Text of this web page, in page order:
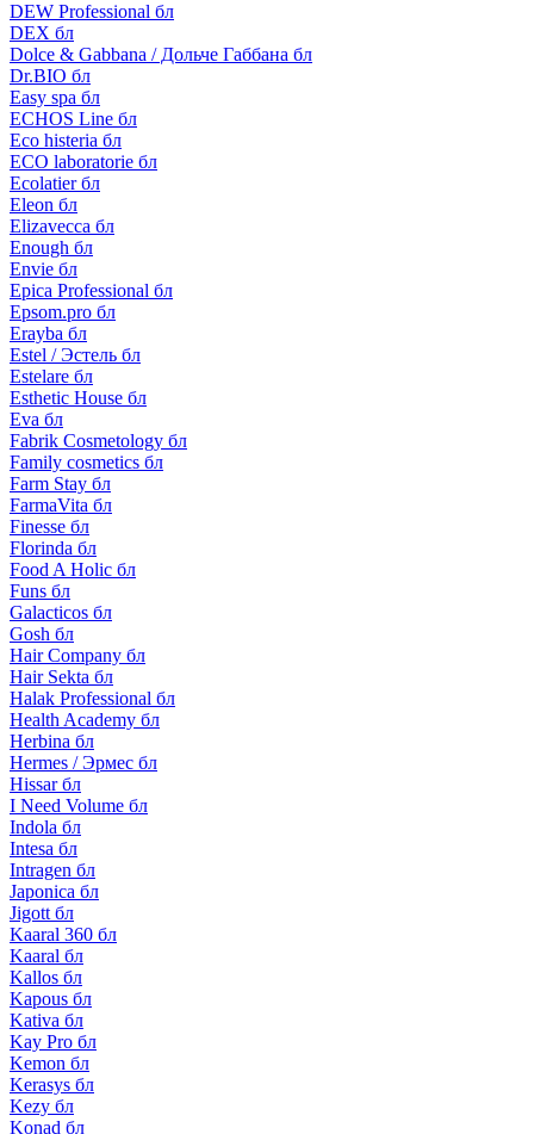
DEW Professional бл
DEX бл
Dolce & Gabbana / Дольче Габбана бл
Dr.BIO бл
Easy spa бл
ECHOS Line бл
Eco histeria бл
ECO laboratorie бл
Ecolatier бл
Eleon бл
Elizavecca бл
Enough бл
Envie бл
Epica Professional бл
Epsom.pro бл
Erayba бл
Estel / Эстель бл
Estelare бл
Esthetic House бл
Eva бл
Fabrik Cosmetology бл
Family cosmetics бл
Farm Stay бл
FarmaVita бл
Finesse бл
Florinda бл
Food A Holic бл
Funs бл
Galacticos бл
Gosh бл
Hair Company бл
Hair Sekta бл
Halak Professional бл
Health Academy бл
Herbina бл
Hermes / Эрмес бл
Hissar бл
I Need Volume бл
Indola бл
Intesa бл
Intragen бл
Japonica бл
Jigott бл
Kaaral 360 бл
Kaaral бл
Kallos бл
Kapous бл
Kativa бл
Kay Pro бл
Kemon бл
Kerasys бл
Kezy бл
Konad бл